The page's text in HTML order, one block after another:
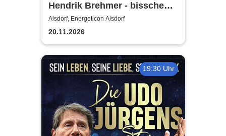
Hendrik Brehmer - bisschen
reingesteigert
Alsdorf, Energeticon Alsdorf
20.11.2026
19:30 Uhr